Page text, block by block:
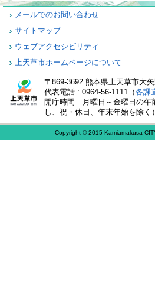
メールでのお問い合わせ
サイトマップ
ウェブアクセシビリティ
上天草市ホームページについて
〒869-3692 熊本県上天草市大
代表電話 : 0964-56-1111（各課
開庁時間…月曜日～金曜日の午
し、祝・休日、年末年始を除く）
Copyright © 2015 Kamiamakusa